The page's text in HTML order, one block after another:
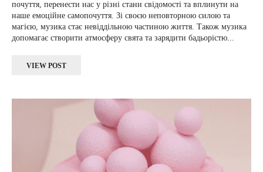
почуття, перенести нас у різні стани свідомості та вплинути на
наше емоційне самопочуття. Зі своєю неповторною силою та
магією, музика стає невіддільною частиною життя. Також музика
допомагає створити атмосферу свята та зарядити бадьорістю...
VIEW POST